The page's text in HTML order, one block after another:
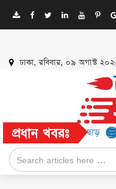
ঢাকা, রবিবার, ০৯ অগাস্ট
প্রধান খবরঃ
পর্যন্ত ছাড় সোনালী